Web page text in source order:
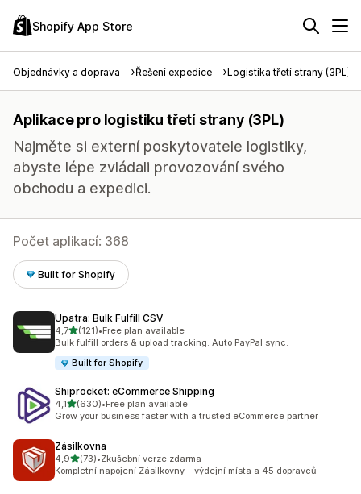
Shopify App Store
Objednávky a doprava Řešení expedice Logistika třetí strany (3PL)
Aplikace pro logistiku třetí strany (3PL)
Najměte si externí poskytovatele logistiky,
abyste lépe zvládali provozování svého
obchodu a expedici.
Počet aplikací: 368
Built for Shopify
Upatra: Bulk Fulfill CSV
4,7z 5 hvězd
(121)
Celkový počet recenzí: 121
•Free plan available
Bulk fulfill orders & upload tracking. Auto PayPal sync.
Built for Shopify
Shiprocket: eCommerce Shipping
4,1z 5 hvězd
(630)
Celkový počet recenzí: 630
•Free plan available
Grow your business faster with a trusted eCommerce partner
Zásilkovna
4,9z 5 hvězd
(73)
Celkový počet recenzí: 73
•Zkušební verze zdarma
Kompletní napojení Zásilkovny – výdejní místa a 45 dopravců.